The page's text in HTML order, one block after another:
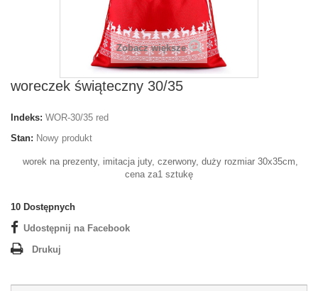
Zobacz większe
woreczek świąteczny 30/35
Indeks: WOR-30/35 red
Stan: Nowy produkt
worek na prezenty, imitacja juty, czerwony, duży rozmiar 30x35cm,
cena za1 sztukę
10 Dostępnych
Udostępnij na Facebook
Drukuj